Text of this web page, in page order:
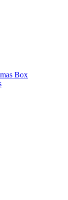
Box